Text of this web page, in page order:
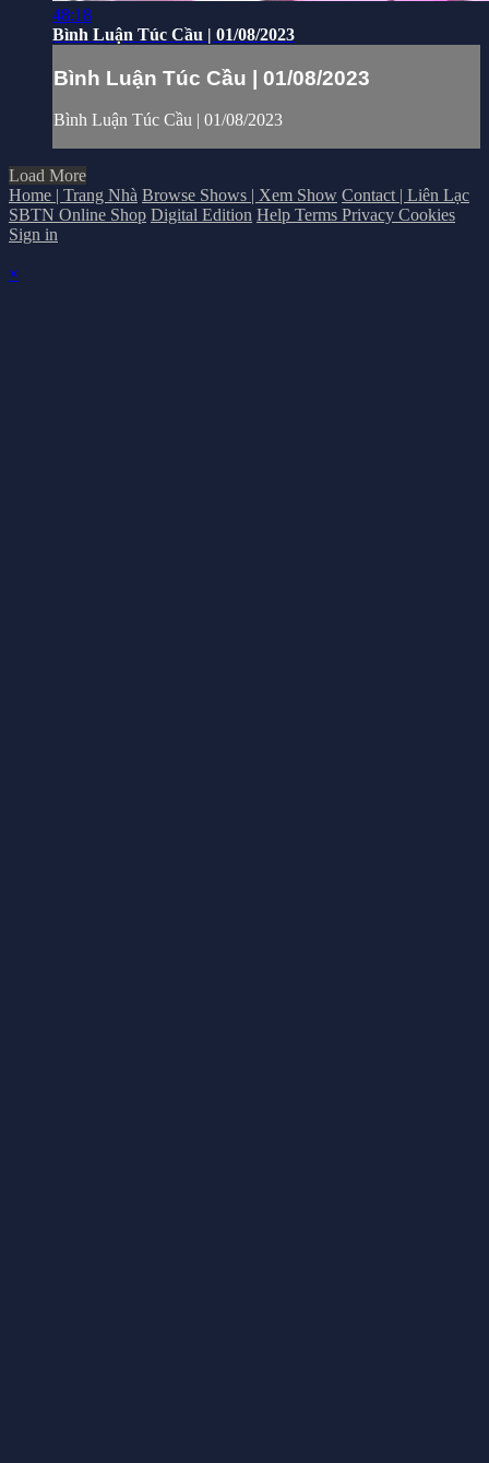
48:18
Bình Luận Túc Cầu | 01/08/2023
Bình Luận Túc Cầu | 01/08/2023
Bình Luận Túc Cầu | 01/08/2023
Load More
Home | Trang Nhà Browse Shows | Xem Show Contact | Liên Lạc
SBTN Online Shop Digital Edition Help Terms Privacy Cookies
Sign in
×